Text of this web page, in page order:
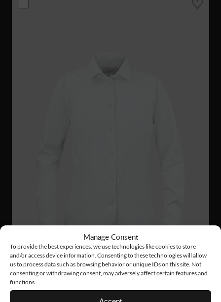
Manage Consent
To provide the best experiences, we use technologies like cookies to store
and/or access device information. Consenting to these technologies will allow
us to process data such as browsing behavior or unique IDs on this site. Not
consenting or withdrawing consent, may adversely affect certain features and
functions.